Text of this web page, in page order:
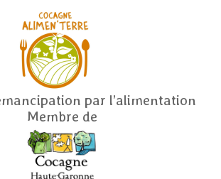
par l’alimentation
Membre de